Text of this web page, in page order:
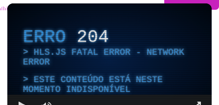
ERRO204
HLS.JS FATAL ERROR - NETWORK
ERROR
ESTE CONTEÚDO ESTÁ NESTE
MOMENTO INDISPONÍVEL